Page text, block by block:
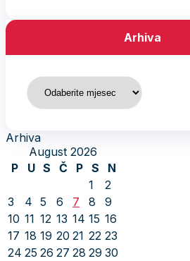
Arhiva
Arhiva
Arhiva
August 2026
P
U S Č P S
N
1
2
3
4 5 6 7 8
9
10 11 12 13 14 15 16
17 18 19 20 21 22 23
24 25 26 27 28 29 30